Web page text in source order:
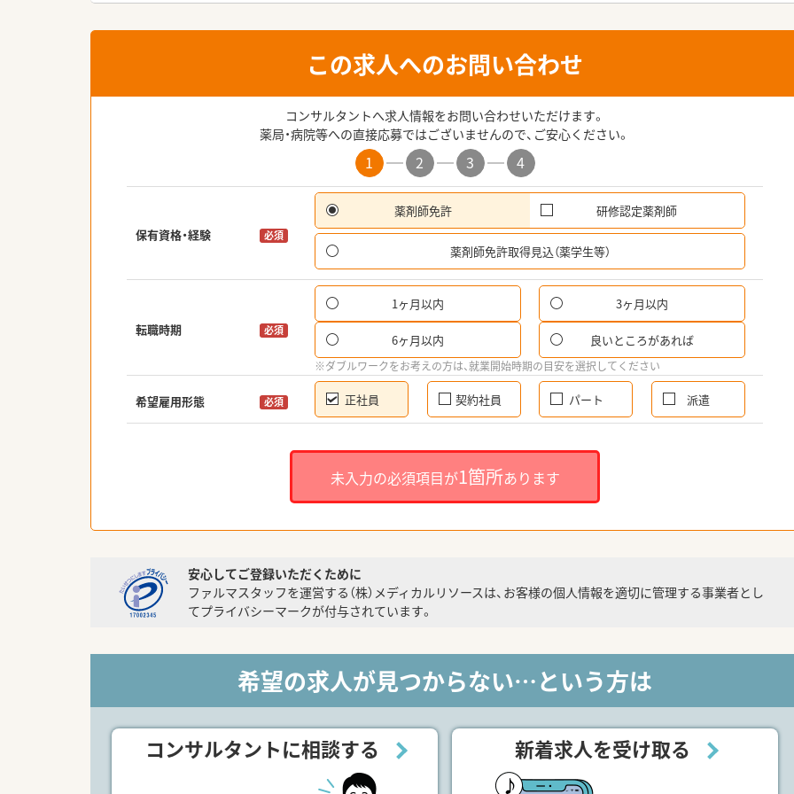
この求人へのお問い合わせ
コンサルタントへ求人情報をお問い合わせいただけます。
薬局・病院等への直接応募ではございませんので、ご安心ください。
1 2 3 4
保有資格・経験 必須
薬剤師免許 研修認定薬剤師
薬剤師免許取得見込（薬学生等）
転職時期 必須
1ヶ月以内 3ヶ月以内
6ヶ月以内 良いところがあれば
※ダブルワークをお考えの方は、就業開始時期の目安を選択してください
希望雇用形態 必須 正社員 契約社員 パート 派遣
未入力の必須項目が1箇所あります
安心してご登録いただくために
ファルマスタッフを運営する（株）メディカルリソースは、お客様の個人情報を適切に管理する事業者とし
てプライバシーマークが付与されています。
希望の求人が見つからない…という方は
コンサルタントに相談する 新着求人を受け取る